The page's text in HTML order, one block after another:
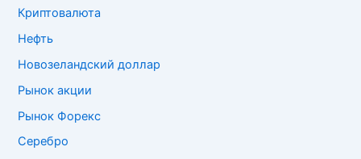
Криптовалюта
Нефть
Новозеландский доллар
Рынок акции
Рынок Форекс
Серебро